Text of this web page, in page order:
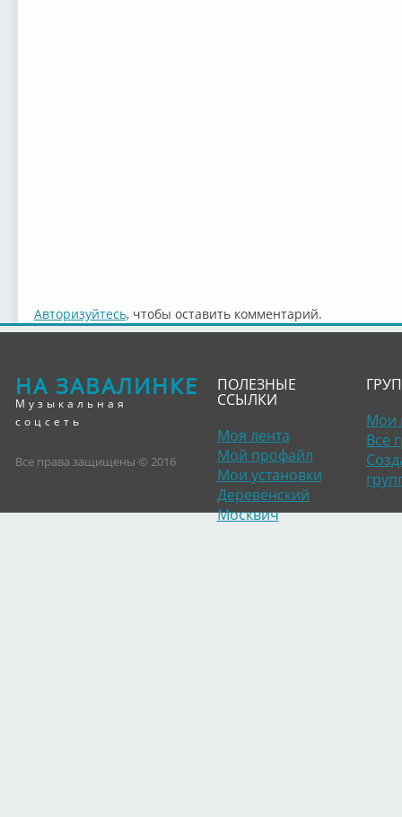
Авторизуйтесь, чтобы оставить комментарий.
НА ЗАВАЛИНКЕ
Музыкальная
соцсеть
Все права защищены © 2016
ПОЛЕЗНЫЕ
ССЫЛКИ
Моя лента
Мой профайл
Мои установки
Деревенский
Москвич
Мои
Все